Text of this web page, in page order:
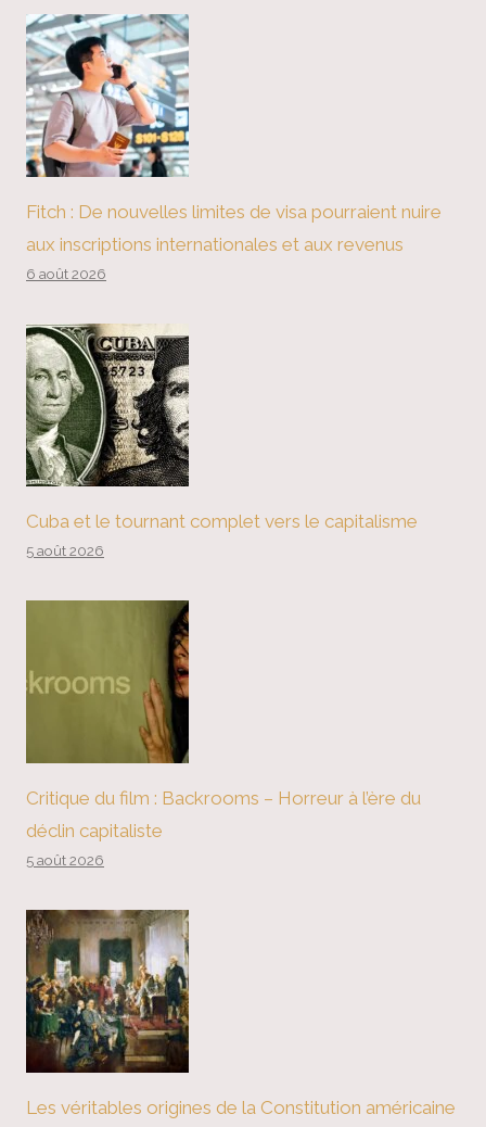
Fitch : De nouvelles limites de visa pourraient nuire
aux inscriptions internationales et aux revenus
6 août 2026
Cuba et le tournant complet vers le capitalisme
5 août 2026
Critique du film : Backrooms – Horreur à l’ère du
déclin capitaliste
5 août 2026
Les véritables origines de la Constitution américaine